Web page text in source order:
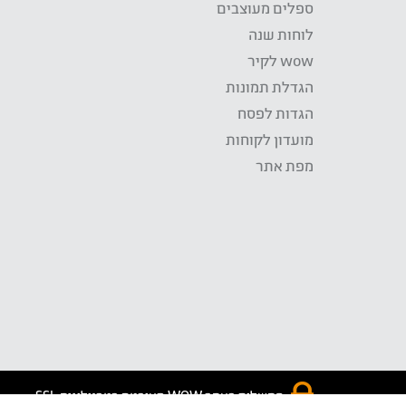
ספלים מעוצבים
לוחות שנה
wow לקיר
הגדלת תמונות
הגדות לפסח
מועדון לקוחות
מפת אתר
התשלום באתר WOW מאובטח בטכנולוגית SSL